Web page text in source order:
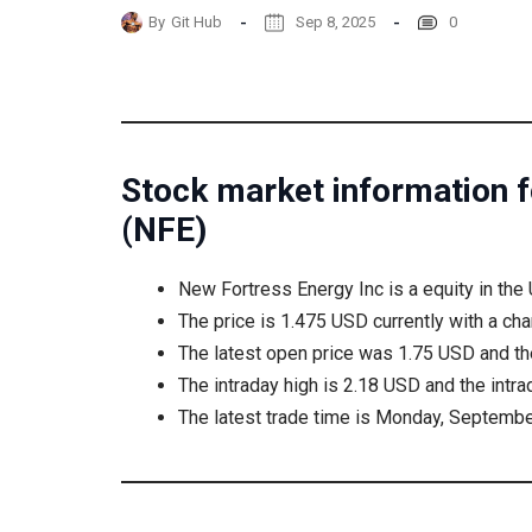
By Git Hub Sep 8, 2025 0
Stock market information
(NFE)
New Fortress Energy Inc is a equity in the
The price is 1.475 USD currently with a
The latest open price was 1.75 USD and
The intraday high is 2.18 USD and the
The latest trade time is Monday,